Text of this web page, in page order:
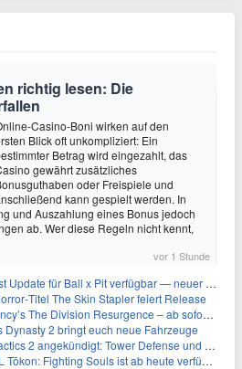
richtig lesen: Die
Casino-Boni wirken auf den
Blick oft unkompliziert: Ein
Betrag wird eingezahlt, das
gewährt zusätzliches
oder Freispiele und
kann gespielt werden. In
und Auszahlung eines Bonus jedoch
ab. Wer diese Regeln nicht kennt,
vor 1 Stunde
für Ball x Pit verfügbar — neuer Content auf allen Plattformen
The Skin Stapler feiert Release
The Division Resurgence – ab sofort für euch verfügbar
Dynasty 2 bringt euch neue Fahrzeuge
angekündigt: Tower Defense und Deckbuilding Kombo kehrt zurück
Tōkon: Fighting Souls ist ab heute verfügbar